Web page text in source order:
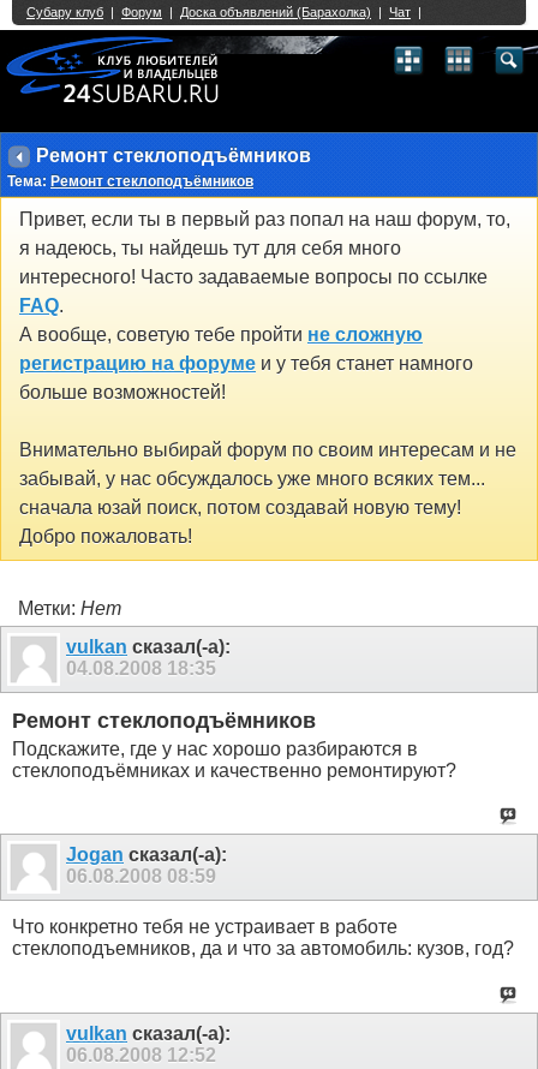
Ремонт стеклоподъёмников
Тема: Ремонт стеклоподъёмников
Привет, если ты в первый раз попал на наш форум, то,
я надеюсь, ты найдешь тут для себя много
интересного! Часто задаваемые вопросы по ссылке
FAQ.
А вообще, советую тебе пройти не сложную
регистрацию на форуме и у тебя станет намного
больше возможностей!
Внимательно выбирай форум по своим интересам и не
забывай, у нас обсуждалось уже много всяких тем...
сначала юзай поиск, потом создавай новую тему!
Добро пожаловать!
Метки: Нет
vulkan сказал(-а):
04.08.2008 18:35
Ремонт стеклоподъёмников
Подскажите, где у нас хорошо разбираются в
стеклоподъёмниках и качественно ремонтируют?
Jogan сказал(-а):
06.08.2008 08:59
Что конкретно тебя не устраивает в работе
стеклоподъемников, да и что за автомобиль: кузов, год?
vulkan сказал(-а):
06.08.2008 12:52
Single Sign On provided byvBSSO
2 3 4 5 6 7 8 9 10 11 12 13 14 15 16 17 18 21 22 23 24 25 26
27 28 29 30 31 32 33 40 41 42 43